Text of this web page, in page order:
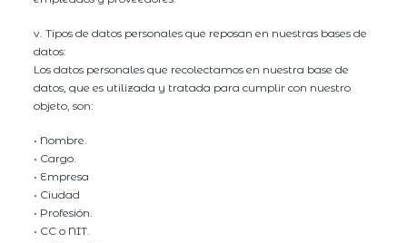
v. Tipos de datos personales que reposan en nuestras bases de
datos:
Los datos personales que recolectamos en nuestra base de
datos, que es utilizada y tratada para cumplir con nuestro
objeto, son:
• Nombre.
• Cargo.
• Empresa
• Ciudad
• Profesión.
• CC o NIT.